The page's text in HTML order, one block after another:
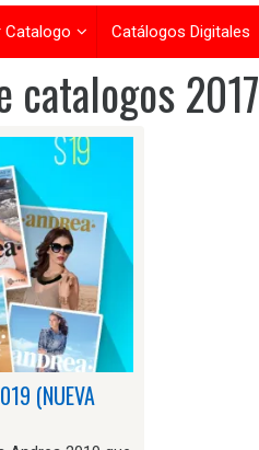
Catalogo Catálogos Digitales
catalogos 2017
(NUEVA